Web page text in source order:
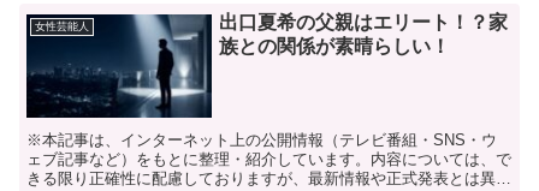
女性芸能人
出口夏希の父親はエリート！？家
族との関係が素晴らしい！
※本記事は、インターネット上の公開情報（テレビ番組・SNS・ウ
ェブ記事など）をもとに整理・紹介しています。内容については、で
きる限り正確性に配慮しておりますが、最新情報や正式発表とは異な